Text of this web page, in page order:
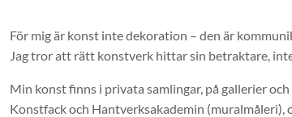
För mig är konst inte dekoration – den är
Jag tror att rätt konstverk hittar sin betraktare,
Min konst finns i privata samlingar, på gallerier
Konstfack och Hantverksakademin